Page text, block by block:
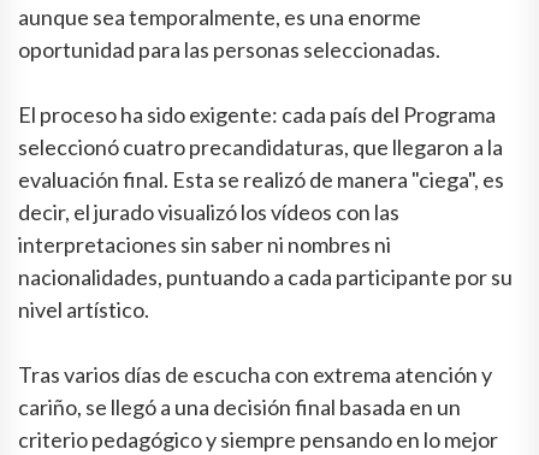
aunque sea temporalmente, es una enorme
oportunidad para las personas seleccionadas.
El proceso ha sido exigente: cada país del Programa
seleccionó cuatro precandidaturas, que llegaron a la
evaluación final. Esta se realizó de manera "ciega", es
decir, el jurado visualizó los vídeos con las
interpretaciones sin saber ni nombres ni
nacionalidades, puntuando a cada participante por su
nivel artístico.
Tras varios días de escucha con extrema atención y
cariño, se llegó a una decisión final basada en un
criterio pedagógico y siempre pensando en lo mejor